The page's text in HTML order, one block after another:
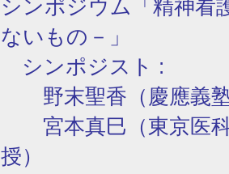
シンポジウム「精神
ないもの－」
シンポジスト :
野末聖香（慶應義塾
宮本真巳（東京医科
授）